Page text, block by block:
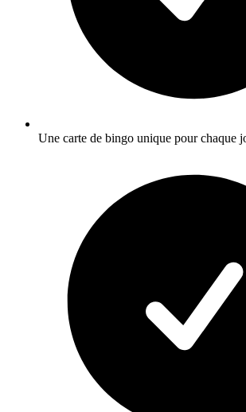
Une carte de bingo unique pour chaque